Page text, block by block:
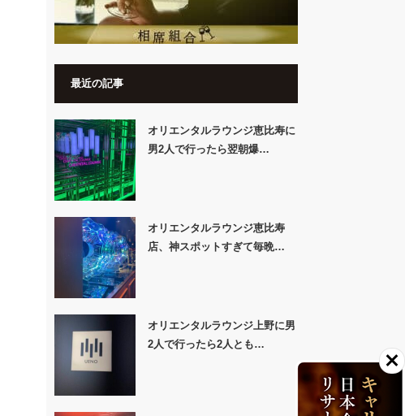
最近の記事
オリエンタルラウンジ恵比寿に
男2人で行ったら翌朝爆…
オリエンタルラウンジ恵比寿
店、神スポットすぎて毎晩…
オリエンタルラウンジ上野に男
2人で行ったら2人とも…